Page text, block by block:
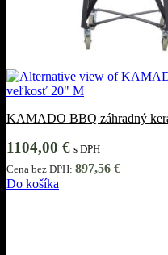
KAMADO BBQ záhradný
1104,00 € s DPH
Cena bez DPH: 897,56 €
Do košíka